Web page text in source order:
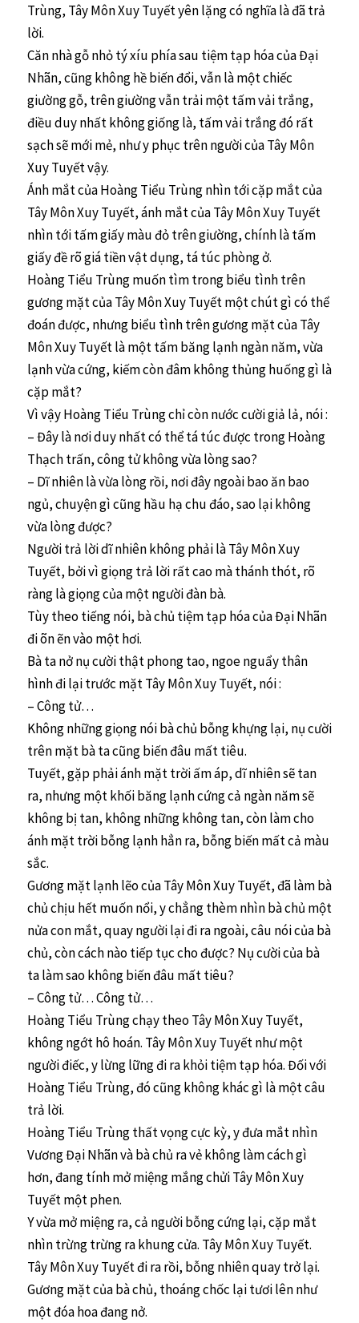
Trùng, Tây Môn Xuy Tuyết yên lặng có nghĩa là đã trả
lời.
Căn nhà gỗ nhỏ tý xíu phía sau tiệm tạp hóa của Đại
Nhãn, cũng không hề biến đổi, vẫn là một chiếc
giường gỗ, trên giường vẫn trải một tấm vải trắng,
điều duy nhất không giống là, tấm vải trắng đó rất
sạch sẽ mới mẻ, như y phục trên người của Tây Môn
Xuy Tuyết vậy.
Ánh mắt của Hoàng Tiểu Trùng nhìn tới cặp mắt của
Tây Môn Xuy Tuyết, ánh mắt của Tây Môn Xuy Tuyết
nhìn tới tấm giấy màu đỏ trên giường, chính là tấm
giấy đề rõ giá tiền vật dụng, tá túc phòng ở.
Hoàng Tiểu Trùng muốn tìm trong biểu tình trên
gương mặt của Tây Môn Xuy Tuyết một chút gì có thể
đoán được, nhưng biểu tình trên gương mặt của Tây
Môn Xuy Tuyết là một tấm băng lạnh ngàn năm, vừa
lạnh vừa cứng, kiếm còn đâm không thủng huống gì là
cặp mắt?
Vì vậy Hoàng Tiểu Trùng chỉ còn nước cười giả lả, nói :
– Đây là nơi duy nhất có thể tá túc được trong Hoàng
Thạch trấn, công tử không vừa lòng sao?
– Dĩ nhiên là vừa lòng rồi, nơi đây ngoài bao ăn bao
ngủ, chuyện gì cũng hầu hạ chu đáo, sao lại không
vừa lòng được?
Người trả lời dĩ nhiên không phải là Tây Môn Xuy
Tuyết, bởi vì giọng trả lời rất cao mà thánh thót, rõ
ràng là giọng của một người đàn bà.
Tùy theo tiếng nói, bà chủ tiệm tạp hóa của Đại Nhãn
đi õn ẽn vào một hơi.
Bà ta nở nụ cười thật phong tao, ngoe nguẩy thân
hình đi lại trước mặt Tây Môn Xuy Tuyết, nói :
– Công tử…
Không những giọng nói bà chủ bỗng khựng lại, nụ cười
trên mặt bà ta cũng biến đâu mất tiêu.
Tuyết, gặp phải ánh mặt trời ấm áp, dĩ nhiên sẽ tan
ra, nhưng một khối băng lạnh cứng cả ngàn năm sẽ
không bị tan, không những không tan, còn làm cho
ánh mặt trời bỗng lạnh hẳn ra, bỗng biến mất cả màu
sắc.
Gương mặt lạnh lẽo của Tây Môn Xuy Tuyết, đã làm bà
chủ chịu hết muốn nổi, y chẳng thèm nhìn bà chủ một
nửa con mắt, quay người lại đi ra ngoài, câu nói của bà
chủ, còn cách nào tiếp tục cho được? Nụ cười của bà
ta làm sao không biến đâu mất tiêu?
– Công tử… Công tử…
Hoàng Tiểu Trùng chạy theo Tây Môn Xuy Tuyết,
không ngớt hô hoán. Tây Môn Xuy Tuyết như một
người điếc, y lừng lững đi ra khỏi tiệm tạp hóa. Đối với
Hoàng Tiểu Trùng, đó cũng không khác gì là một câu
trả lời.
Hoàng Tiểu Trùng thất vọng cực kỳ, y đưa mắt nhìn
Vương Đại Nhãn và bà chủ ra vẻ không làm cách gì
hơn, đang tính mở miệng mắng chửi Tây Môn Xuy
Tuyết một phen.
Y vừa mở miệng ra, cả người bỗng cứng lại, cặp mắt
nhìn trừng trừng ra khung cửa. Tây Môn Xuy Tuyết.
Tây Môn Xuy Tuyết đi ra rồi, bỗng nhiên quay trở lại.
Gương mặt của bà chủ, thoáng chốc lại tươi lên như
một đóa hoa đang nở.